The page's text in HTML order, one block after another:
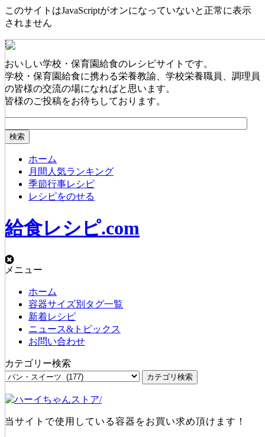
このサイトはJavaScriptがオンになっていないと正常に表示
されません
おいしい学校・保育園給食のレシピサイトです。
学校・保育園給食に携わる栄養教諭、学校栄養職員、調理員
の皆様の交流の場になればと思います。
皆様のご投稿をお待ちしております。
ホーム
月間人気ランキング
季節行事レシピ
レシピをのせる
給食レシピ.com
メニュー
ホーム
容器サイズ別タグ一覧
新着レシピ
ニュース&トピックス
お問い合わせ
カテゴリー検索
当サイトで使用している容器をお買い求め頂けます！